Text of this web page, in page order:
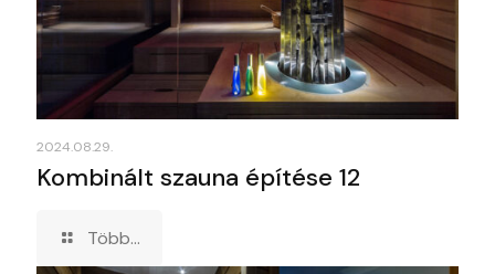
2024.08.29.
Kombinált szauna építése 12
Több...